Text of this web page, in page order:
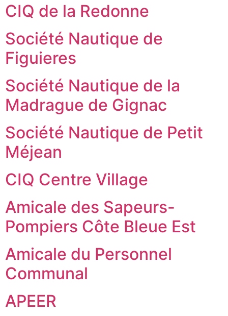
CIQ de la Redonne
Société Nautique de
Figuieres
Société Nautique de la
Madrague de Gignac
Société Nautique de Petit
Méjean
CIQ Centre Village
Amicale des Sapeurs-
Pompiers Côte Bleue Est
Amicale du Personnel
Communal
APEER